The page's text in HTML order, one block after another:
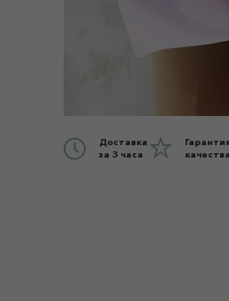
Доставка
за 3 часа
качества